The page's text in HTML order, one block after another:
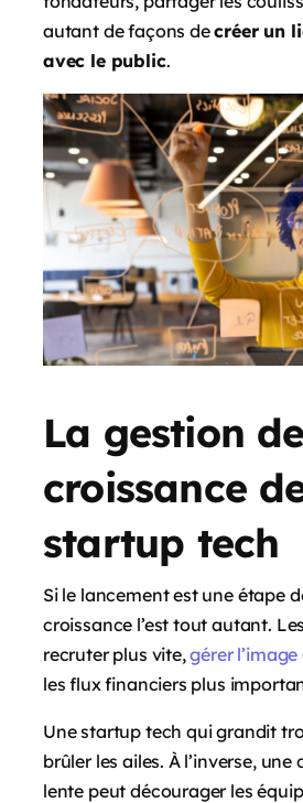
autant de façons decréer un
avec le public.
La gestion
croissance
startup tech
Si le lancement est une étape
croissance l’est tout autant.
recruter plus vite,gérer l’image
les flux financiers plus
Une startup tech qui grandit
brûler les ailes. À l’inverse,
lente peut décourager les